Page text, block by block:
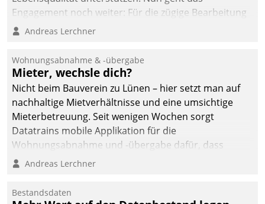
Engagement noch weiter: Für die zügige Bearbeitung
von Beschwerden – oder Lob – richtet das
und Beschwerde-Management einen eigenen Kanal
ein.
Andreas Lerchner
Wohnungsabnahme & -übergabe
Mieter, wechsle dich?
Nicht beim Bauverein zu Lünen – hier setzt man auf
nachhaltige Mietverhältnisse und eine umsichtige
Mieterbetreuung. Seit wenigen Wochen sorgt
Datatrains mobile Applikation für die
Wohnungsabnahme und -übergabe dafür, dass
Mieter wohlgeordnet kommen und, so es sein muss,
Andreas Lerchner
Bestandsdaten